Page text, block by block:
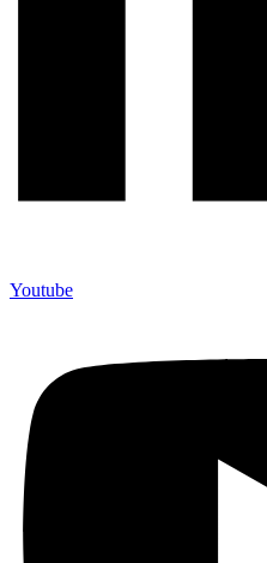
Youtube